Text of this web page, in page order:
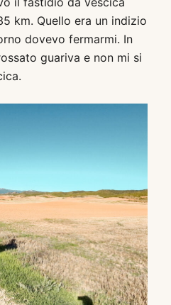
km. Quello era un indizio
dovevo fermarmi. In
guariva e non mi si